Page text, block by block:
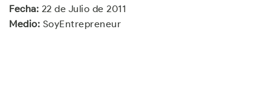
Fecha: 22 de Julio de 2011
Medio: SoyEntrepreneur